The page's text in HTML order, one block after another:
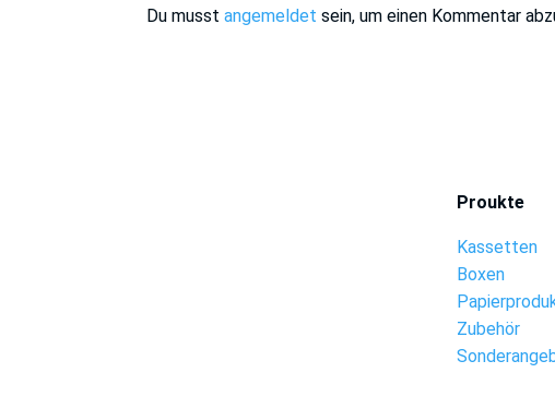
Du musstangemeldet sein, um einen Kommentar
Proukte
Kassetten
Boxen
Zubehör